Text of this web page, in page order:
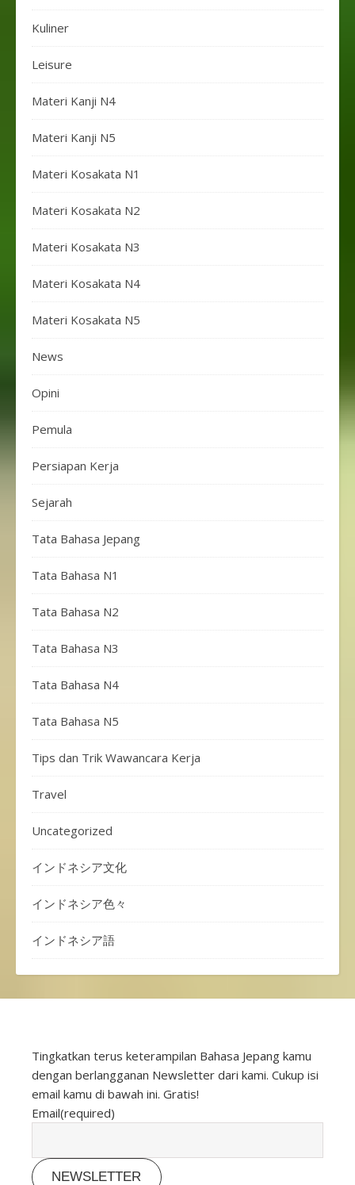
Kuliner
Leisure
Materi Kanji N4
Materi Kanji N5
Materi Kosakata N1
Materi Kosakata N2
Materi Kosakata N3
Materi Kosakata N4
Materi Kosakata N5
News
Opini
Pemula
Persiapan Kerja
Sejarah
Tata Bahasa Jepang
Tata Bahasa N1
Tata Bahasa N2
Tata Bahasa N3
Tata Bahasa N4
Tata Bahasa N5
Tips dan Trik Wawancara Kerja
Travel
Uncategorized
インドネシア文化
インドネシア色々
インドネシア語
Tingkatkan terus keterampilan Bahasa Jepang kamu
dengan berlangganan Newsletter dari kami. Cukup isi
email kamu di bawah ini. Gratis!
Email(required)
NEWSLETTER